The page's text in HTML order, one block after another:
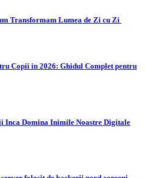
Transformam Lumea de Zi cu Zi
Copii in 2026: Ghidul Complet pentru
Inca Domina Inimile Noastre Digitale